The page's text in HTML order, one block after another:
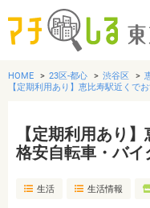
グルメ
美容・健康
HOME 23区-都心 渋谷区
【定期利用あり】恵比寿駅近くで
【定期利用あり
格安自転車・バ
生活 生活情報